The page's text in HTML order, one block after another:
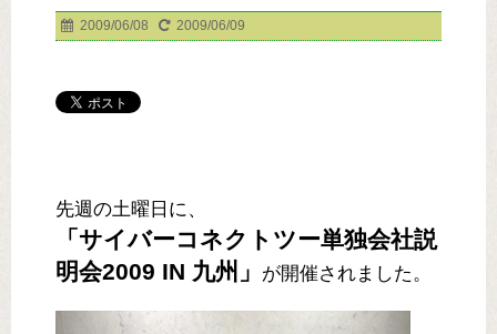
2009/06/08 2009/06/09
先週の土曜日に、
「サイバーコネクトツー単独会社説
明会2009 IN 九州」
が開催されました。